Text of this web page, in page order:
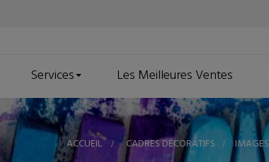
Services Les Meilleures Ventes
ACCUEIL > CADRES DÉCORATIFS > IMAGES